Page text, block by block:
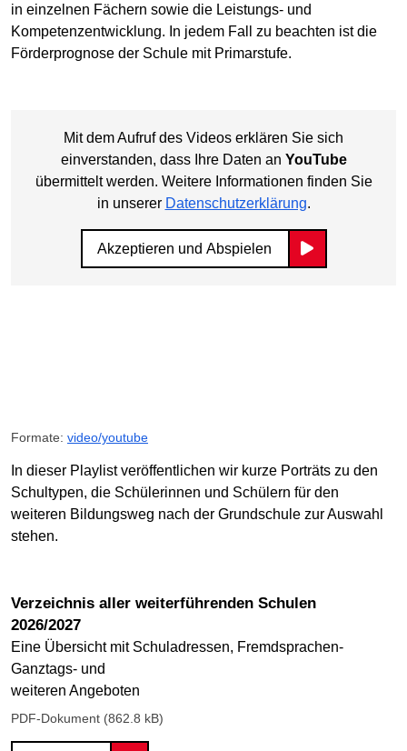
in einzelnen Fächern sowie die Leistungs- und
Kompetenzentwicklung. In jedem Fall zu beachten ist die
Förderprognose der Schule mit Primarstufe.
Mit dem Aufruf des Videos erklären Sie sich
einverstanden, dass Ihre Daten an YouTube
übermittelt werden. Weitere Informationen finden Sie
in unserer Datenschutzerklärung.
Akzeptieren und Abspielen
Formate: video/youtube
In dieser Playlist veröffentlichen wir kurze Porträts zu den
Schultypen, die Schülerinnen und Schülern für den
weiteren Bildungsweg nach der Grundschule zur Auswahl
stehen.
Verzeichnis aller weiterführenden Schulen
2026/2027
Eine Übersicht mit Schuladressen, Fremdsprachen-
Ganztags- und
weiteren Angeboten
PDF-Dokument (862.8 kB)